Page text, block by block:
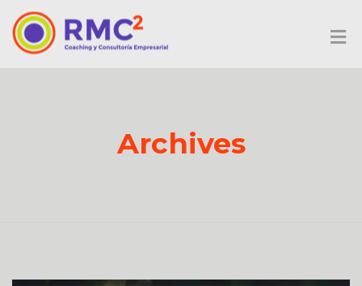
Archives